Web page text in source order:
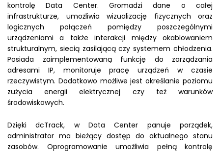
kontrolę Data Center. Gromadzi dane o całej
infrastrukturze, umożliwia wizualizację fizycznych oraz
logicznych połączeń pomiędzy poszczególnymi
urządzeniami a także interakcji między okablowaniem
strukturalnym, siecią zasilającą czy systemem chłodzenia.
Posiada zaimplementowaną funkcję do zarządzania
adresami IP, monitoruje pracę urządzeń w czasie
rzeczywistym. Dodatkowo możliwe jest określanie poziomu
zużycia energii elektrycznej czy też warunków
środowiskowych.
Dzięki dcTrack, w Data Center panuje porządek,
administrator ma bieżący dostęp do aktualnego stanu
zasobów. Oprogramowanie umożliwia pełną kontrolę